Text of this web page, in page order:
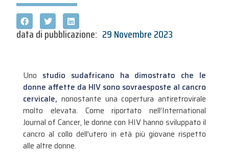
data di pubblicazione: 29 Novembre 2023
Uno studio sudafricano ha dimostrato che le
donne affette da HIV sono sovraesposte al cancro
cervicale, nonostante una copertura antiretrovirale
molto elevata. Come riportato nell’International
Journal of Cancer, le donne con HIV hanno sviluppato il
cancro al collo dell’utero in età più giovane rispetto
alle altre donne.